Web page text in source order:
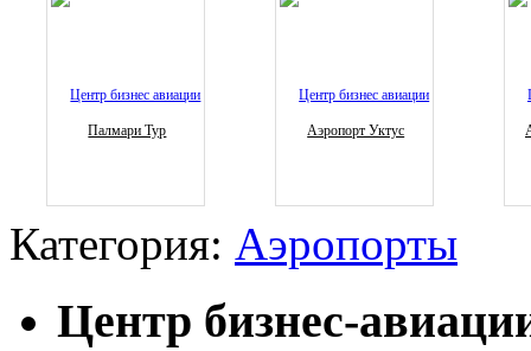
Палмари Тур Аэропорт Уктус
Категория: Аэропорты
Центр бизнес-